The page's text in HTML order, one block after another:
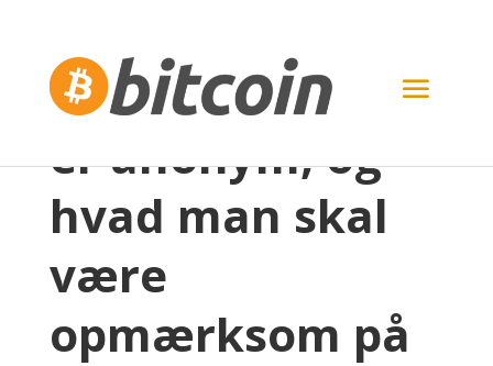
Hvordan Bitcoin
er anonym, og
hvad man skal
være
opmærksom på